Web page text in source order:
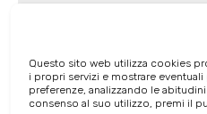
Età consigliata
1 - 3 anni
Questo sito web utilizza cookies
i propri servizi e mostrare
preferenze, analizzando le
consenso al suo utilizzo, premi il